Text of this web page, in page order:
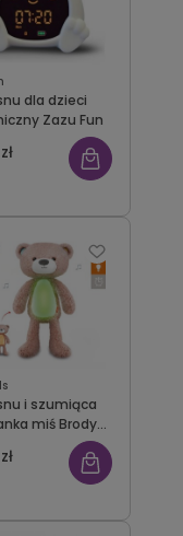
dla dzieci
Zazu Fun
i szumiąca
miś Brody